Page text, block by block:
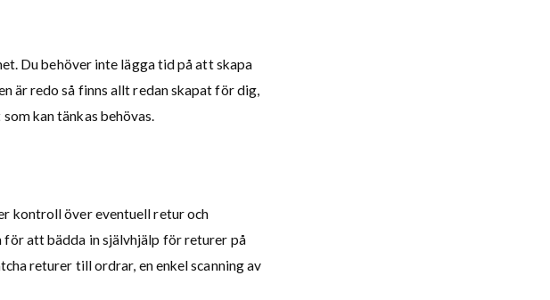
Du behöver inte lägga tid på att skapa
är redo så finns allt redan skapat för dig,
kan tänkas behövas.
kontroll över eventuell retur och
för att bädda in självhjälp för returer på
returer till ordrar, en enkel scanning av